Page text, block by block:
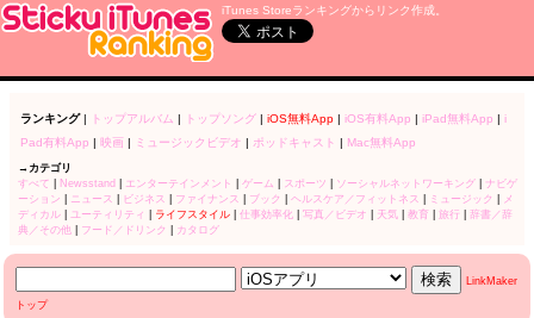
iTunes Storeランキングからリンク作成。
ランキング| トップアルバム | トップソング| iOS無料App| iOS有料App | iPad無料App | i
Pad有料App | 映画| ミュージックビデオ | ポッドキャスト | Mac無料App
→カテゴリ
すべて
Newsstand エンターテインメント ゲーム スポーツ ソーシャルネットワーキング| ナビゲ
ーション
ニュース ビジネス ファイナンス ブック ヘルスケア／フィットネス ミュージック
メ
ディカル| ユーティリティ ライフスタイル| 仕事効率化 写真／ビデオ 天気| 教育| 旅行| 辞書／辞
典／その他
フード／ドリンク カタログ
LinkMaker
トップ